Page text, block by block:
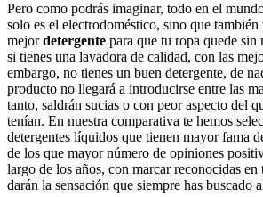
Pero como podrás imaginar, todo en el
solo es el electrodoméstico, sino que también
mejordetergente para que tu ropa quede sin
si tienes una lavadora de calidad, con las
embargo, no tienes un buen detergente, de
producto no llegará a introducirse entre las
tanto, saldrán sucias o con peor aspecto del
tenían. En nuestra comparativa te hemos
detergentes líquidos que tienen mayor fama
de los que mayor número de opiniones
largo de los años, con marcar reconocidas
darán la sensación que siempre has buscado